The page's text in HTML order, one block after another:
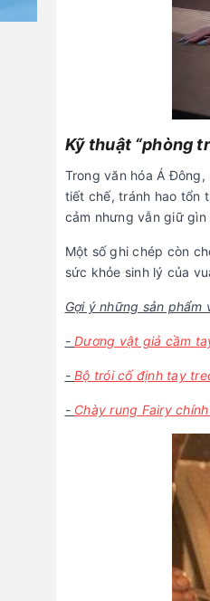
Kỹ thuật “phòng
Trong văn hóa Á
tiết chế, tránh hao tổn
cảm nhưng vẫn giữ
Một số ghi chép còn
sức khỏe sinh lý của
Gợi ý những sản
- Dương vật giả cầm
- Bộ trói cố định tay
- Chày rung Fairy